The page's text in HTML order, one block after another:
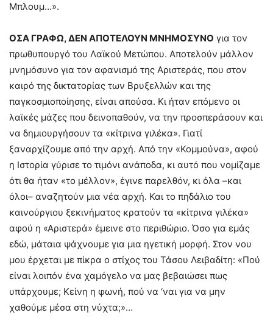
Μπλουμ…».
ΟΣΑ ΓΡΑΦΩ, ΔΕΝ ΑΠΟΤΕΛΟΥΝ ΜΝΗΜΟΣΥΝΟ για τον
πρωθυπουργό του Λαϊκού Μετώπου. Αποτελούν μάλλον
μνημόσυνο για τον αφανισμό της Αριστεράς, που στον
καιρό της δικτατορίας των Βρυξελλών και της
παγκοσμιοποίησης, είναι απούσα. Κι ήταν επόμενο οι
λαϊκές μάζες που δεινοπαθούν, να την προσπεράσουν και
να δημιουργήσουν τα «κίτρινα γιλέκα». Γιατί
ξαναρχίζουμε από την αρχή. Από την «Κομμούνα», αφού
η Ιστορία γύρισε το τιμόνι ανάποδα, κι αυτό που νομίζαμε
ότι θα ήταν «το μέλλον», έγινε παρελθόν, κι όλα –και
όλοι– αναζητούν μια νέα αρχή. Και το πηδάλιο του
καινούργιου ξεκινήματος κρατούν τα «κίτρινα γιλέκα»
αφού η «Αριστερά» έμεινε στο περιθώριο. Όσο για εμάς
εδώ, μάταια ψάχνουμε για μια ηγετική μορφή. Στον νου
μου έρχεται με πίκρα ο στίχος του Τάσου Λειβαδίτη: «Πού
είναι λοιπόν ένα χαμόγελο να μας βεβαιώσει πως
υπάρχουμε; Κείνη η φωνή, πού να ‘ναι για να μην
χαθούμε μέσα στη νύχτα;»…